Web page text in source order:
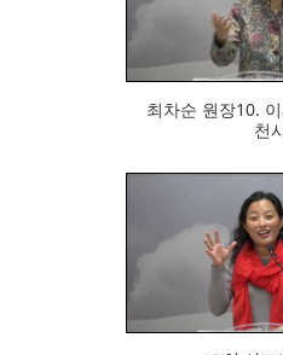
최차순 원장10. 이